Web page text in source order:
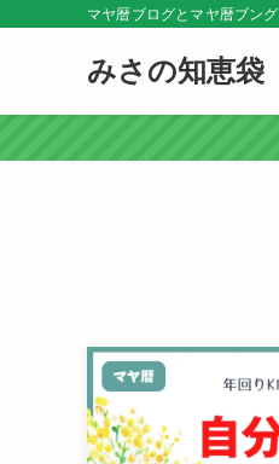
マヤ暦ブログとマヤ暦ブング
みさの知恵袋